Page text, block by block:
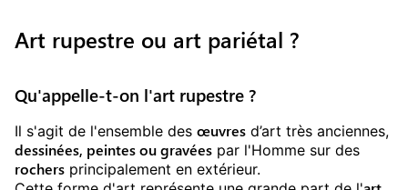
Art rupestre ou art pariétal ?
Qu'appelle-t-on l'art rupestre ?
Il s'agit de l'ensemble des œuvres d’art très anciennes,
dessinées, peintes ou gravées par l'Homme sur des
rochers principalement en extérieur.